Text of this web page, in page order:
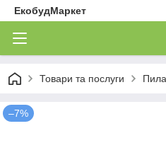
ЕкобудМаркет
Товари та послуги
–7%